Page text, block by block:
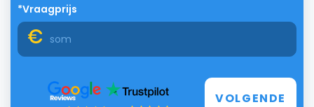
*Vraagprijs
VOLGENDE